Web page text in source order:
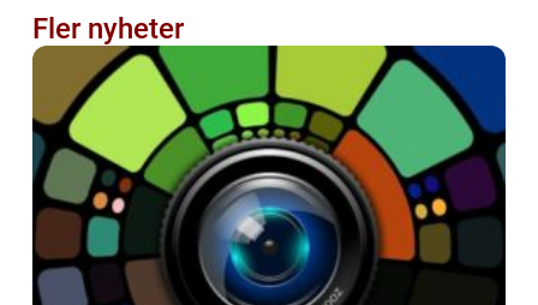
Fler nyheter